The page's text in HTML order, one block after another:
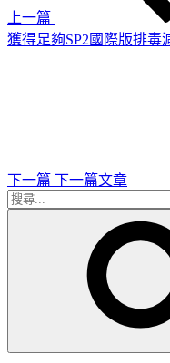
上一篇
獲得足夠SP2國際版排毒
下一篇 下一篇文章
搜